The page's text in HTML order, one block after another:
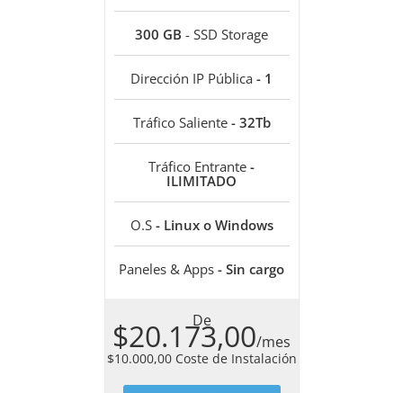
300 GB - SSD Storage
Dirección IP Pública - 1
Tráfico Saliente - 32Tb
Tráfico Entrante -
ILIMITADO
O.S - Linux o Windows
Paneles & Apps - Sin cargo
De
$20.173,00/mes
$10.000,00 Coste de Instalación